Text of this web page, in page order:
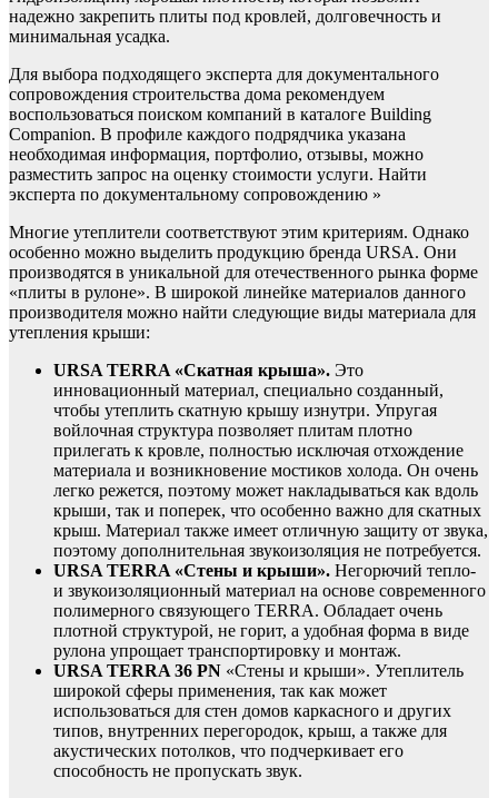
надежно закрепить плиты под кровлей, долговечность и
минимальная усадка.
Для выбора подходящего эксперта для документального
сопровождения строительства дома рекомендуем
воспользоваться поиском компаний в каталоге Building
Companion. В профиле каждого подрядчика указана
необходимая информация, портфолио, отзывы, можно
разместить запрос на оценку стоимости услуги. Найти
эксперта по документальному сопровождению »
Многие утеплители соответствуют этим критериям. Однако
особенно можно выделить продукцию бренда URSA. Они
производятся в уникальной для отечественного рынка форме
«плиты в рулоне». В широкой линейке материалов данного
производителя можно найти следующие виды материала для
утепления крыши:
URSA TERRA «Скатная крыша». Это
инновационный материал, специально созданный,
чтобы утеплить скатную крышу изнутри. Упругая
войлочная структура позволяет плитам плотно
прилегать к кровле, полностью исключая отхождение
материала и возникновение мостиков холода. Он очень
легко режется, поэтому может накладываться как вдоль
крыши, так и поперек, что особенно важно для скатных
крыш. Материал также имеет отличную защиту от звука,
поэтому дополнительная звукоизоляция не потребуется.
URSA TERRA «Стены и крыши». Негорючий тепло-
и звукоизоляционный материал на основе современного
полимерного связующего TERRA. Обладает очень
плотной структурой, не горит, а удобная форма в виде
рулона упрощает транспортировку и монтаж.
URSA TERRA 36 PN «Стены и крыши». Утеплитель
широкой сферы применения, так как может
использоваться для стен домов каркасного и других
типов, внутренних перегородок, крыш, а также для
акустических потолков, что подчеркивает его
способность не пропускать звук.